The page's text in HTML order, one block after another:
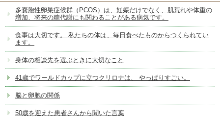
多嚢胞性卵巣症候群（PCOS）は、妊娠だけでなく、肌荒れや体重の
増加、将来の糖代謝にも関わることがある病気です。
食事は大切です。 私たちの体は、毎日食べたものからつくられてい
ます。
身体の相談先を選ぶときに大切なこと
41歳でワールドカップに立つクリロナは、 やっぱりすごい。
脳と卵胞の関係
50歳を迎えた患者さんから聞いた言葉